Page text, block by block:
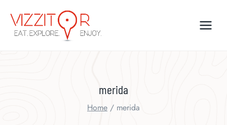
content
merida
Home / merida